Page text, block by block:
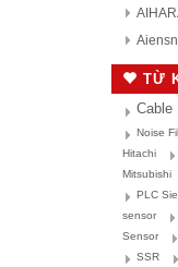
D.H.M
Delta
Delta
TỪ
Cable
Noise
Hitachi
Mitsubishi
PLC
sensor
Sensor
SSR